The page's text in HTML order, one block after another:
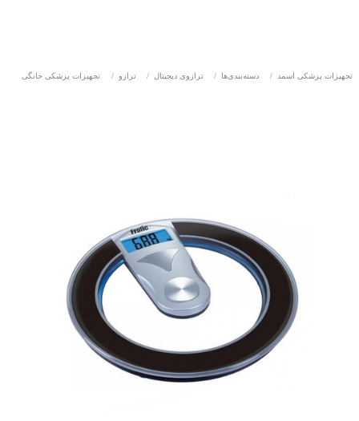
تجهیزات پزشکی اسمد / دسته‌بندی‌ها / ترازوی دیجیتال / ترازو / تجهیزات پزشکی خانگی